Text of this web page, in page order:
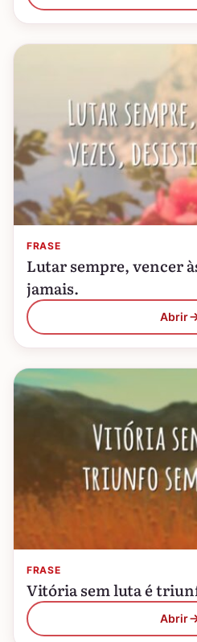
FRASE
Lutar sempre, vencer
jamais.
Abrir
FRASE
Vitória sem luta é
Abrir